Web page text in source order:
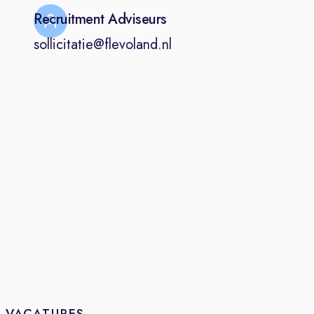
infrastructurele projecten, zoals de
ombouw van een kruispunt naar een
berekeningen te duiden en te
Recruitment Adviseurs
sollicitatie@flevoland.nl